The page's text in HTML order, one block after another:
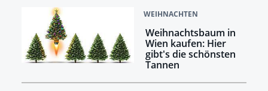
WEIHNACHTEN
Weihnachtsbaum in
Wien kaufen: Hier
gibt's die schönsten
Tannen